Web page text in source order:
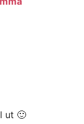
ut 🙂